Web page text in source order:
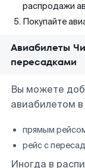
распродажи
Покупайте
Авиабилеты
пересадками
Вы можете
авиабилетом
прямым
рейс с
Иногда в